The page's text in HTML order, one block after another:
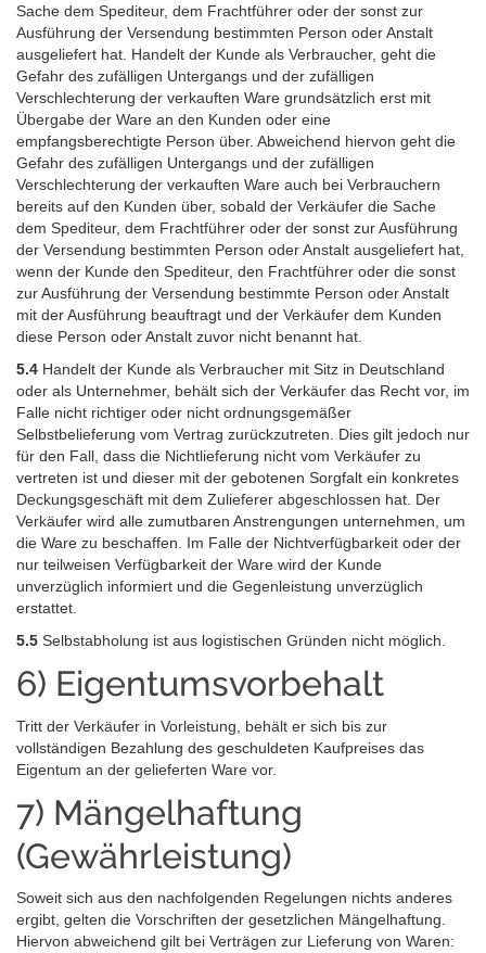
Sache dem Spediteur, dem Frachtführer oder der sonst zur
Ausführung der Versendung bestimmten Person oder Anstalt
ausgeliefert hat. Handelt der Kunde als Verbraucher, geht die
Gefahr des zufälligen Untergangs und der zufälligen
Verschlechterung der verkauften Ware grundsätzlich erst mit
Übergabe der Ware an den Kunden oder eine
empfangsberechtigte Person über. Abweichend hiervon geht die
Gefahr des zufälligen Untergangs und der zufälligen
Verschlechterung der verkauften Ware auch bei Verbrauchern
bereits auf den Kunden über, sobald der Verkäufer die Sache
dem Spediteur, dem Frachtführer oder der sonst zur Ausführung
der Versendung bestimmten Person oder Anstalt ausgeliefert hat,
wenn der Kunde den Spediteur, den Frachtführer oder die sonst
zur Ausführung der Versendung bestimmte Person oder Anstalt
mit der Ausführung beauftragt und der Verkäufer dem Kunden
diese Person oder Anstalt zuvor nicht benannt hat.
5.4 Handelt der Kunde als Verbraucher mit Sitz in Deutschland
oder als Unternehmer, behält sich der Verkäufer das Recht vor, im
Falle nicht richtiger oder nicht ordnungsgemäßer
Selbstbelieferung vom Vertrag zurückzutreten. Dies gilt jedoch nur
für den Fall, dass die Nichtlieferung nicht vom Verkäufer zu
vertreten ist und dieser mit der gebotenen Sorgfalt ein konkretes
Deckungsgeschäft mit dem Zulieferer abgeschlossen hat. Der
Verkäufer wird alle zumutbaren Anstrengungen unternehmen, um
die Ware zu beschaffen. Im Falle der Nichtverfügbarkeit oder der
nur teilweisen Verfügbarkeit der Ware wird der Kunde
unverzüglich informiert und die Gegenleistung unverzüglich
erstattet.
5.5 Selbstabholung ist aus logistischen Gründen nicht möglich.
6) Eigentumsvorbehalt
Tritt der Verkäufer in Vorleistung, behält er sich bis zur
vollständigen Bezahlung des geschuldeten Kaufpreises das
Eigentum an der gelieferten Ware vor.
7) Mängelhaftung
(Gewährleistung)
Soweit sich aus den nachfolgenden Regelungen nichts anderes
ergibt, gelten die Vorschriften der gesetzlichen Mängelhaftung.
Hiervon abweichend gilt bei Verträgen zur Lieferung von Waren: